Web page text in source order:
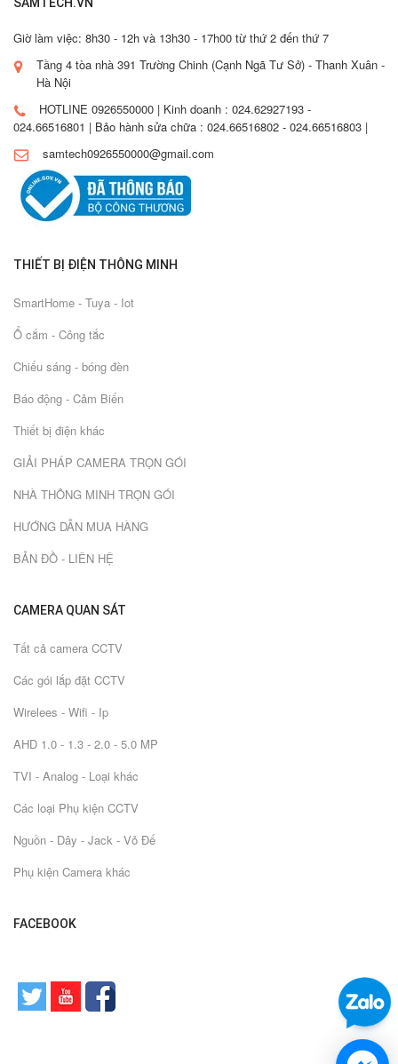
Giờ làm việc: 8h30 - 12h và 13h30 - 17h00 từ thứ 2 đến thứ 7
Tầng 4 tòa nhà 391 Trường Chinh (Cạnh Ngã Tư Sở) - Thanh Xuân -
Hà Nội
HOTLINE 0926550000 | Kinh doanh : 024.62927193 -
024.66516801 | Bảo hành sửa chữa : 024.66516802 - 024.66516803 |
samtech0926550000@gmail.com
THIẾT BỊ ĐIỆN THÔNG MINH
SmartHome - Tuya - Iot
Ổ cắm - Công tắc
Chiếu sáng - bóng đèn
Báo động - Cảm Biến
Thiết bị điện khác
GIẢI PHÁP CAMERA TRỌN GÓI
NHÀ THÔNG MINH TRỌN GÓI
HƯỚNG DẪN MUA HÀNG
BẢN ĐỒ - LIÊN HỆ
CAMERA QUAN SÁT
Tất cả camera CCTV
Các gói lắp đặt CCTV
Wirelees - Wifi - Ip
AHD 1.0 - 1.3 - 2.0 - 5.0 MP
TVI - Analog - Loại khác
Các loại Phụ kiện CCTV
Nguồn - Dây - Jack - Vỏ Đế
Phụ kiện Camera khác
FACEBOOK